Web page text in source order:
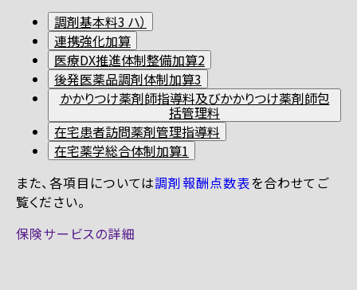
調剤基本料3 ハ）
連携強化加算
医療DX推進体制整備加算2
後発医薬品調剤体制加算3
かかりつけ薬剤師指導料及びかかりつけ薬剤師包
括管理料
在宅患者訪問薬剤管理指導料
在宅薬学総合体制加算1
また、各項目については調剤報酬点数表を合わせてご
覧ください。
保険サービスの詳細